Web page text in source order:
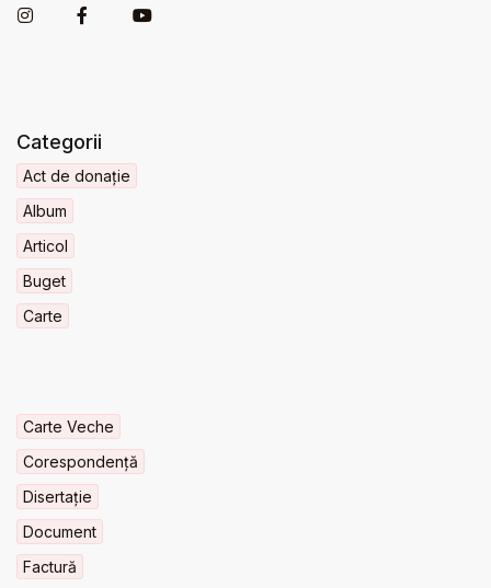
Categorii
Act de donație
Album
Articol
Buget
Carte
Carte Veche
Corespondență
Disertație
Document
Factură